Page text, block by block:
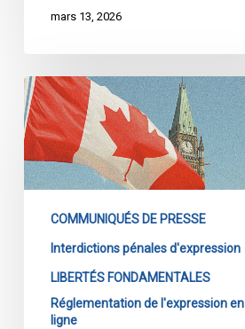
mars 13, 2026
Le
projet
de
loi
C-
censé
lutter
contre
COMMUNIQUÉS DE PRESSE
Interdictions pénales d'expression
LIBERTÉS FONDAMENTALES
Réglementation de l'expression en
ligne